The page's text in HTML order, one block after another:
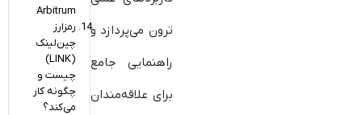
ترون می‌پردازد و
راهنمایی جامع
برای علاقه‌مندان
Arbitrum
رمزارز
چین‌لینک
(LINK)
چیست و
چگونه کار
می‌کند؟